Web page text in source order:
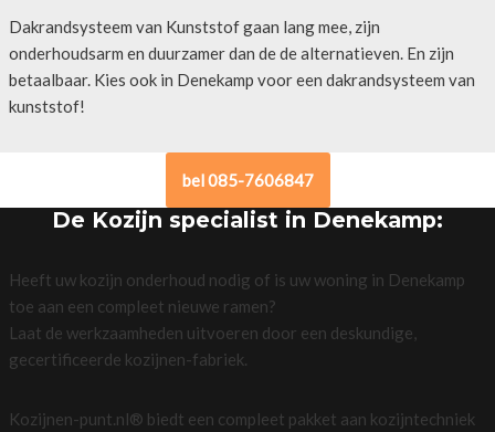
Dakrandsysteem van Kunststof gaan lang mee, zijn
onderhoudsarm en duurzamer dan de de alternatieven. En zijn
betaalbaar. Kies ook in Denekamp voor een dakrandsysteem van
kunststof!
bel 085-7606847
De Kozijn specialist in Denekamp:
Heeft uw kozijn onderhoud nodig of is uw woning in Denekamp
toe aan een compleet nieuwe ramen?
Laat de werkzaamheden uitvoeren door een deskundige,
gecertificeerde kozijnen-fabriek.
Kozijnen-punt.nl® biedt een compleet pakket aan kozijntechniek